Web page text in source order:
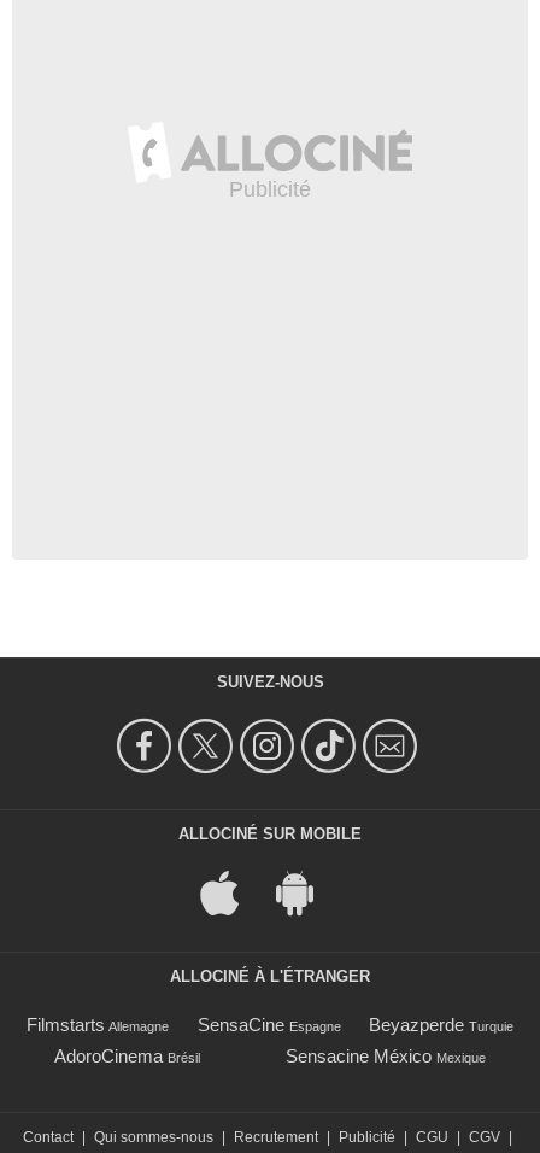
SUIVEZ-NOUS
ALLOCINÉ SUR MOBILE
ALLOCINÉ À L'ÉTRANGER
Filmstarts Allemagne SensaCine Espagne Beyazperde Turquie
AdoroCinema Brésil Sensacine México Mexique
Contact Qui sommes-nous Recrutement Publicité CGU CGV